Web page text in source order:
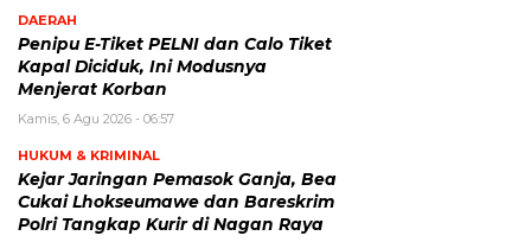
DAERAH
Penipu E-Tiket PELNI dan Calo Tiket
Kapal Diciduk, Ini Modusnya
Menjerat Korban
Kamis, 6 Agu 2026 - 06:57
HUKUM & KRIMINAL
Kejar Jaringan Pemasok Ganja, Bea
Cukai Lhokseumawe dan Bareskrim
Polri Tangkap Kurir di Nagan Raya